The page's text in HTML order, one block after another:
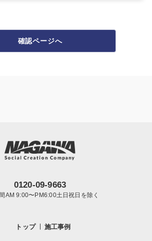
確認ページへ
0120-09-9663
AM 9:00〜PM6:00土日祝日を除く
トップ 施工事例